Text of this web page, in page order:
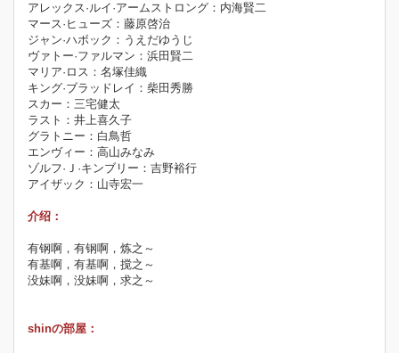
アレックス·ルイ·アームストロング：内海賢二
マース·ヒューズ：藤原啓治
ジャン·ハボック：うえだゆうじ
ヴァトー·ファルマン：浜田賢二
マリア·ロス：名塚佳織
キング·ブラッドレイ：柴田秀勝
スカー：三宅健太
ラスト：井上喜久子
グラトニー：白鳥哲
エンヴィー：高山みなみ
ゾルフ·Ｊ·キンブリー：吉野裕行
アイザック：山寺宏一
介绍：
有钢啊，有钢啊，炼之～
有基啊，有基啊，搅之～
没妹啊，没妹啊，求之～
shinの部屋：